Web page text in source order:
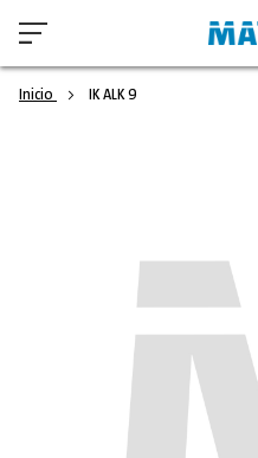
Inicio IK ALK 9